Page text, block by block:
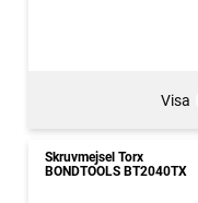
Visa
Skruvmejsel Torx
BONDTOOLS BT2040TX